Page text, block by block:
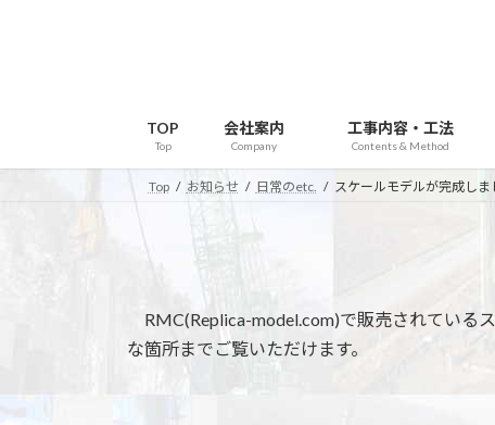
ス
ン
TOP
Top
会社案内
Company
工事内容・工法
Contents & Method
Top お知らせ 日常のetc. スケールモデルが完成しま
RMC(Replica-model.com)で販売されている
な箇所までご覧いただけます。